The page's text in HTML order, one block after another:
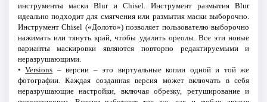
инструменты маски Blur и Chisel. Инструмент размытия Blur
идеально подходит для смягчения или размытия маски выборочно.
Инструмент Chisel («Долото») позволяет пользователю выборочно
нажимать или тянуть край, чтобы удалить ореолы. Все эти новые
варианты маскировки являются повторно редактируемыми и
неразрушающими.
•Versions – версии – это виртуальные копии одной и той же
фотографии. Каждая созданная версия может включать в себя
неразрушающие настройки, включая обрезку, ретуширование и